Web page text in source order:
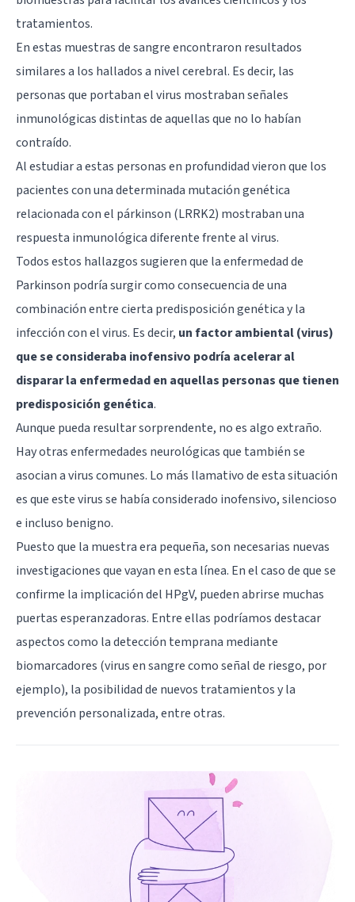
tratamientos.
En estas muestras de sangre encontraron resultados
similares a los hallados a nivel cerebral. Es decir, las
personas que portaban el virus mostraban señales
inmunológicas distintas de aquellas que no lo habían
contraído.
Al estudiar a estas personas en profundidad vieron que los
pacientes con una determinada mutación genética
relacionada con el párkinson (LRRK2) mostraban una
respuesta inmunológica diferente frente al virus.
Todos estos hallazgos sugieren que la enfermedad de
Parkinson podría surgir como consecuencia de una
combinación entre cierta predisposición genética y la
infección con el virus. Es decir, un factor ambiental (virus)
que se consideraba inofensivo podría acelerar al
disparar la enfermedad en aquellas personas que tienen
predisposición genética.
Aunque pueda resultar sorprendente, no es algo extraño.
Hay otras enfermedades neurológicas que también se
asocian a virus comunes. Lo más llamativo de esta situación
es que este virus se había considerado inofensivo, silencioso
e incluso benigno.
Puesto que la muestra era pequeña, son necesarias nuevas
investigaciones que vayan en esta línea. En el caso de que se
confirme la implicación del HPgV, pueden abrirse muchas
puertas esperanzadoras. Entre ellas podríamos destacar
aspectos como la detección temprana mediante
biomarcadores (virus en sangre como señal de riesgo, por
ejemplo), la posibilidad de nuevos tratamientos y la
prevención personalizada, entre otras.